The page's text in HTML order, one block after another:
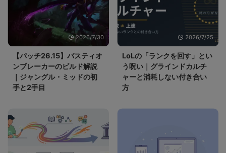
2026/7/30
【パッチ26.15】バスティオ
ンブレーカーのビルド解説
｜ジャングル・ミッドの初
手と2手目
2026/7/25
LoLの「ランクを回す」とい
う呪い｜グラインドカルチ
ャーと消耗しない付き合い
方